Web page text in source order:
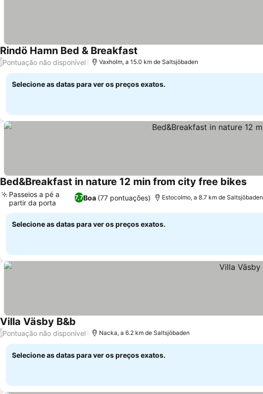
Rindö Hamn Bed & Breakfast
/Pontuação não disponível Vaxholm, a 15.0 km de Saltsjöbaden
Selecione as datas para ver os preços exatos.
Bed&Breakfast in nature 12 min from city free bikes
7,7Boa (77 pontuações)
Passeios a pé a
partir da porta
Estocolmo, a 8.7 km de Saltsjöbaden
Selecione as datas para ver os preços exatos.
Villa Väsby B&b
/Pontuação não disponível Nacka, a 6.2 km de Saltsjöbaden
Selecione as datas para ver os preços exatos.